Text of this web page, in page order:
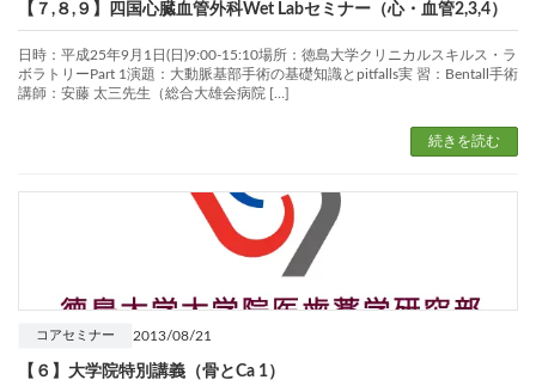
【７,８,９】四国心臓血管外科Wet Labセミナー（心・血管2,3,4）
日時：平成25年9月1日(日)9:00-15:10場所：徳島大学クリニカルスキルス・ラ
ボラトリーPart 1演題：大動脈基部手術の基礎知識とpitfalls実 習：Bentall手術
講師：安藤 太三先生（総合大雄会病院 […]
続きを読む
2013/08/21
コアセミナー
【６】大学院特別講義（骨とCa 1）